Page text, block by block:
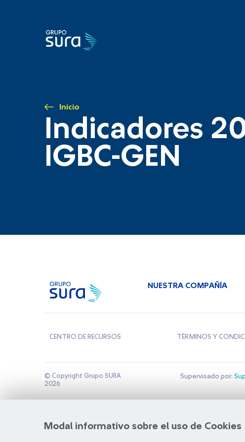
Inicio
Indicadores
IGBC-GEN
Modal informativo sobre el uso de Cookies
NUESTRA COMPAÑÍA
CENTRO DE RECURSOS TÉRMINOS Y
© Copyright Grupo SURA
2026
Supervisado por: